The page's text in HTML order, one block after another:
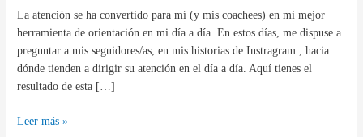
La atención se ha convertido para mí (y mis coachees) en mi mejor
herramienta de orientación en mi día a día. En estos días, me dispuse a
preguntar a mis seguidores/as, en mis historias de Instragram , hacia
dónde tienden a dirigir su atención en el día a día. Aquí tienes el
resultado de esta […]
orientación
Leer más »